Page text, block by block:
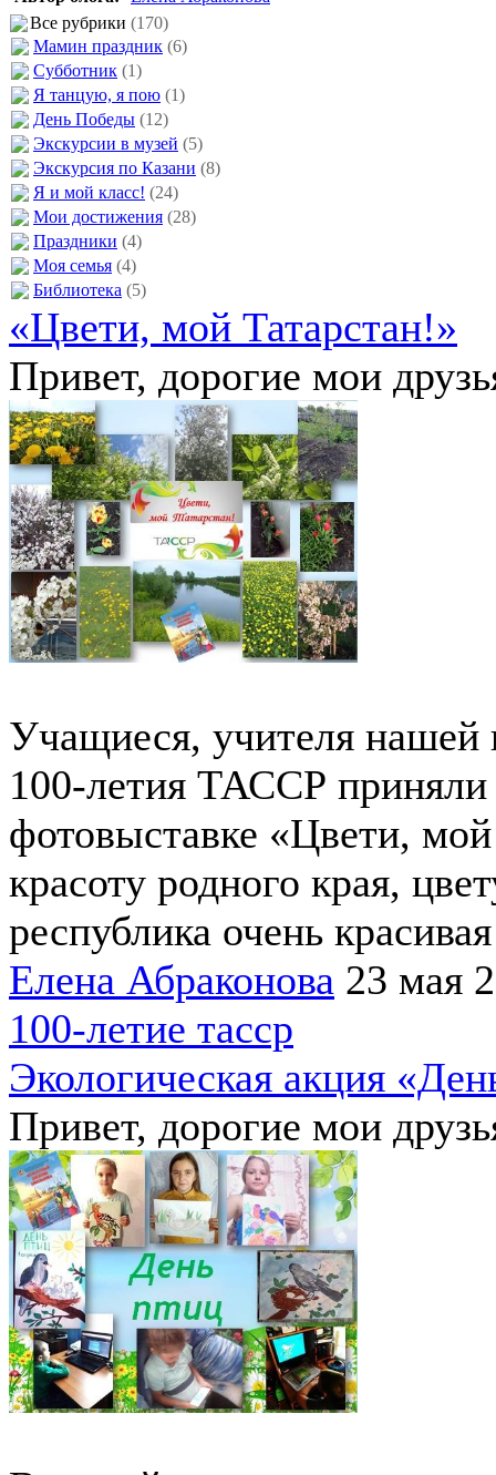
Все рубрики (170)
Мамин праздник (6)
Субботник (1)
Я танцую, я пою (1)
День Победы (12)
Экскурсии в музей (5)
Экскурсия по Казани (8)
Я и мой класс! (24)
Мои достижения (28)
Праздники (4)
Моя семья (4)
Библиотека (5)
«Цвети, мой Татарстан!»
Привет, дорогие мои
Учащиеся, учителя нашей
100-летия ТАССР приняли
фотовыставке «Цвети,
красоту родного края,
республика очень
Елена Абраконова 23 мая
100-летие тасср
Экологическая акция
Привет, дорогие мои